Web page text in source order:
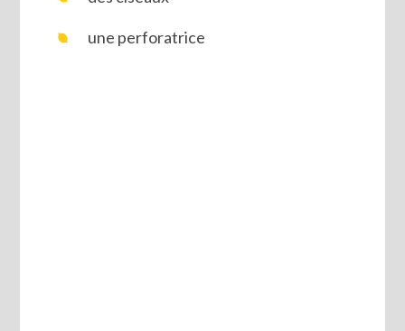
une perforatrice